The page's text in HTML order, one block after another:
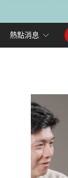
熱點消息